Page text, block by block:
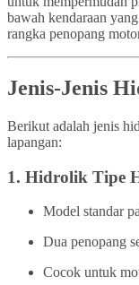
bawah kendaraan
rangka penopang
Jenis-Jenis
Berikut adalah jenis
lapangan:
1. Hidrolik Tipe
Model standar
Dua penopang
Cocok untuk